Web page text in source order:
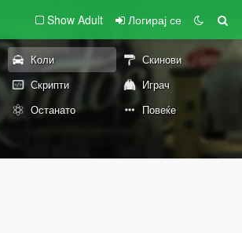
Show Adult Логирај се
Коли
Скинови
Скрипти
Играч
Останато Повеќе